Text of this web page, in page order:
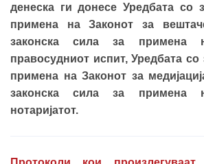
денеска ги донесе Уредбата со
примена на Законот за
законска сила за примена
правосудниот испит, Уредбата со
примена на Законот за
законска сила за примена
нотаријатот.